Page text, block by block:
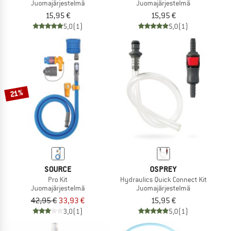
Juomajärjestelmä
15,95 €
5,0(1)
Juomajärjestelmä
15,95 €
5,0(1)
21%
SOURCE
Pro Kit
Juomajärjestelmä
42,95 € 33,93 €
3,0(1)
OSPREY
Hydraulics Quick Connect Kit
Juomajärjestelmä
15,95 €
5,0(1)